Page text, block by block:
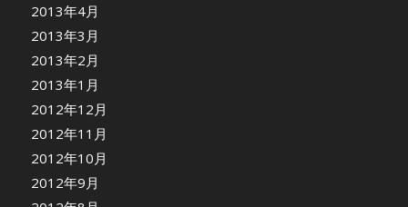
2013年4月
2013年3月
2013年2月
2013年1月
2012年12月
2012年11月
2012年10月
2012年9月